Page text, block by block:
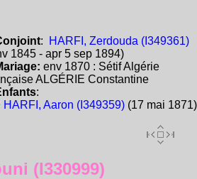
:
HARFI, Zerdouda (I349361)
1845 - apr 5 sep 1894)
env 1870 : Sétif Algérie
ALGÉRIE Constantine
:
HARFI, Aaron (I349359)(17 mai 1871)
(I330999)